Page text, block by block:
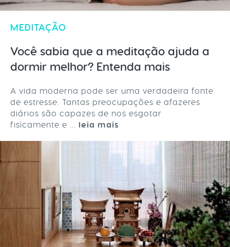
MEDITAÇÃO
Você sabia que a meditação ajuda a
dormir melhor? Entenda mais
A vida moderna pode ser uma verdadeira fonte
de estresse. Tantas preocupações e afazeres
diários são capazes de nos esgotar
fisicamente e ... leia mais